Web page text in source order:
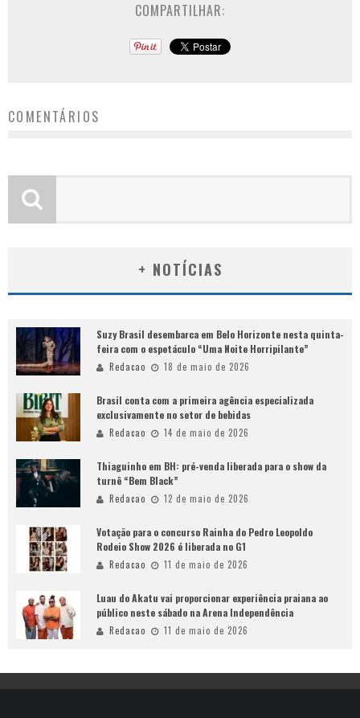
COMPARTILHAR:
COMENTÁRIOS
+ NOTÍCIAS
Suzy Brasil desembarca em Belo Horizonte nesta quinta-
feira com o espetáculo “Uma Noite Horripilante”
Redacao 18 de maio de 2026
Brasil conta com a primeira agência especializada
exclusivamente no setor de bebidas
Redacao 14 de maio de 2026
Thiaguinho em BH: pré-venda liberada para o show da
turnê “Bem Black”
Redacao 12 de maio de 2026
Votação para o concurso Rainha do Pedro Leopoldo
Rodeio Show 2026 é liberada no G1
Redacao 11 de maio de 2026
Luau do Akatu vai proporcionar experiência praiana ao
público neste sábado na Arena Independência
Redacao 11 de maio de 2026